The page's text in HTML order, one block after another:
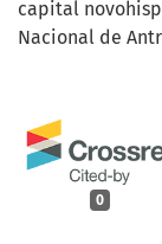
0
capital
Nacional de